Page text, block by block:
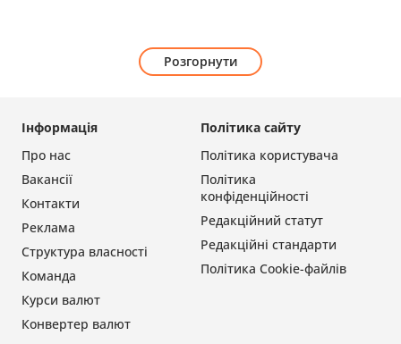
Розгорнути
Політика сайту
Політика користувача
Політика
конфіденційності
Редакційний статут
Редакційні стандарти
Політика Cookie-файлів
Інформація
Про нас
Вакансії
Контакти
Реклама
Структура власності
Команда
Курси валют
Конвертер валют